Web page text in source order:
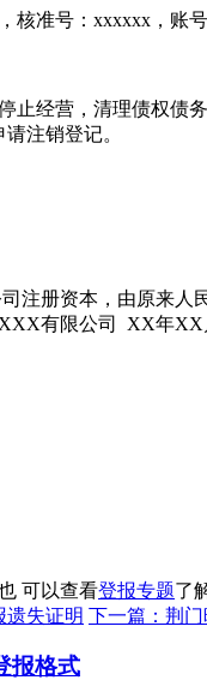
核准号：xxxxxx，账
止经营，清理债权
注销登记。
注册资本，由原来
有限公司 XX年XX
可以查看登报专题了
遗失证明 下一篇：荆
报格式